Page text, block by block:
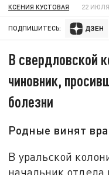
КСЕНИЯ КУСТОВАЯ 22 ИЮЛЯ
ПОДПИШИТЕСЬ:
В свердловской
чиновник,
болезни
Родные винят
В уральской
начальник отдела